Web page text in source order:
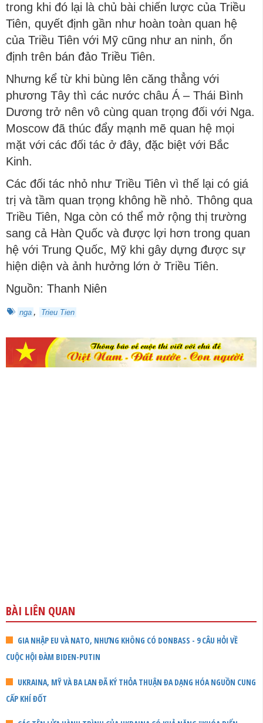
trong khi đó lại là chủ bài chiến lược của Triều
Tiên, quyết định gần như hoàn toàn quan hệ
của Triều Tiên với Mỹ cũng như an ninh, ổn
định trên bán đảo Triều Tiên.
Nhưng kể từ khi bùng lên căng thẳng với
phương Tây thì các nước châu Á – Thái Bình
Dương trở nên vô cùng quan trọng đối với Nga.
Moscow đã thúc đẩy mạnh mẽ quan hệ mọi
mặt với các đối tác ở đây, đặc biệt với Bắc
Kinh.
Các đối tác nhỏ như Triều Tiên vì thế lại có giá
trị và tầm quan trọng không hề nhỏ. Thông qua
Triều Tiên, Nga còn có thể mở rộng thị trường
sang cả Hàn Quốc và được lợi hơn trong quan
hệ với Trung Quốc, Mỹ khi gây dựng được sự
hiện diện và ảnh hưởng lớn ở Triều Tiên.
Nguồn: Thanh Niên
nga , Trieu Tien
BÀI LIÊN QUAN
GIA NHẬP EU VÀ NATO, NHƯNG KHÔNG CÓ DONBASS - 9 CÂU HỎI VỀ
CUỘC HỘI ĐÀM BIDEN-PUTIN
UKRAINA, MỸ VÀ BA LAN ĐÃ KÝ THỎA THUẬN ĐA DẠNG HÓA NGUỒN CUNG
CẤP KHÍ ĐỐT